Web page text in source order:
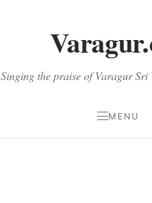
Singing the praise of Varagur Sri
MENU